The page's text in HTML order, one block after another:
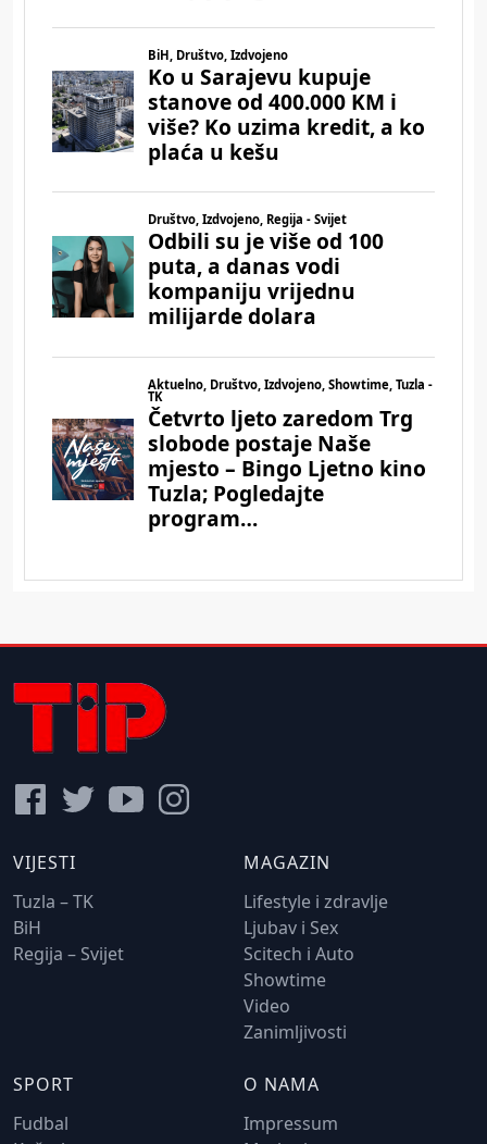
VIJESTI
Tuzla – TK
BiH
Regija – Svijet
MAGAZIN
Lifestyle i zdravlje
Ljubav i Sex
Scitech i Auto
Showtime
Video
Zanimljivosti
SPORT
Fudbal
O NAMA
Impressum